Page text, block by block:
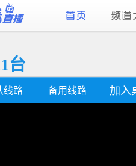
台
线路 备用线路 加入